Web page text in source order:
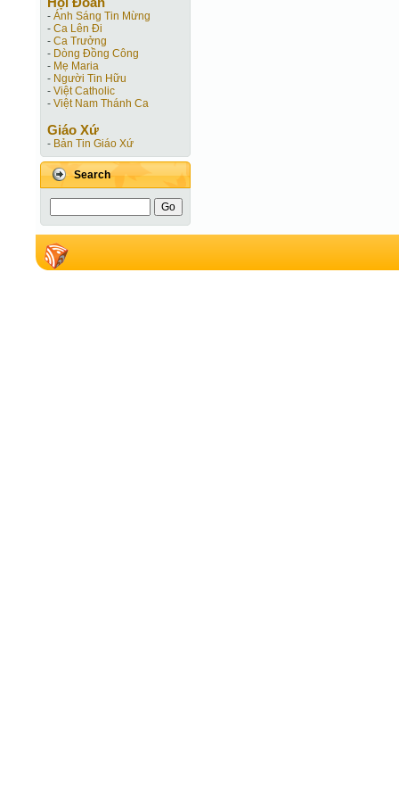
- Ánh Sáng Tin Mừng
- Ca Lên Đi
- Ca Trưởng
- Dòng Đồng Công
- Mẹ Maria
- Người Tin Hữu
- Việt Catholic
- Việt Nam Thánh Ca
Giáo Xứ
- Bản Tin Giáo Xứ
Search